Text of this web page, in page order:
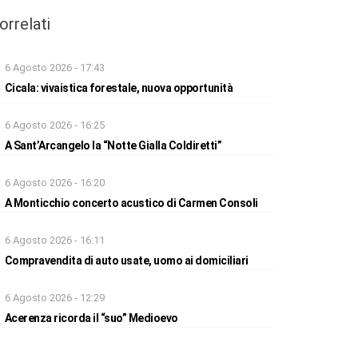
6 Agosto 2026 - 17:43
Cicala: vivaistica forestale, nuova opportunità
6 Agosto 2026 - 16:25
A Sant’Arcangelo la “Notte Gialla Coldiretti”
6 Agosto 2026 - 16:20
A Monticchio concerto acustico di Carmen Consoli
6 Agosto 2026 - 16:11
Compravendita di auto usate, uomo ai domiciliari
6 Agosto 2026 - 12:29
Acerenza ricorda il “suo” Medioevo